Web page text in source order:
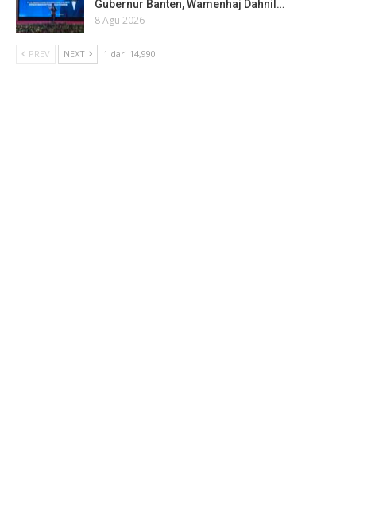
Gubernur Banten, Wamenhaj Dahnil…
8 Agu 2026
PREV NEXT 1 dari 14,990